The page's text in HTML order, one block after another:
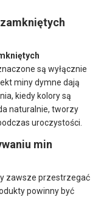
są wyłącznie
miny dymne dają
kiedy kolory są
naturalnie, tworzy
uroczystości.
min
zawsze przestrzegać
powinny być